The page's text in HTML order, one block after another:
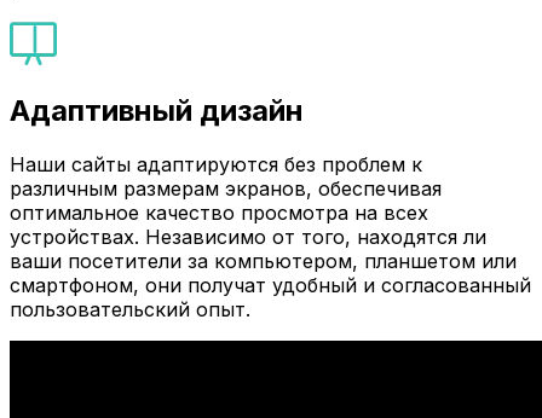
Адаптивный дизайн
Наши сайты адаптируются без проблем к
различным размерам экранов, обеспечивая
оптимальное качество просмотра на всех
устройствах. Независимо от того, находятся ли
ваши посетители за компьютером, планшетом или
смартфоном, они получат удобный и согласованный
пользовательский опыт.